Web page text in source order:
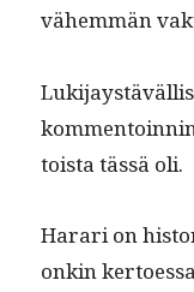
vähem­män
toista tässä oli.
Harari on
onkin